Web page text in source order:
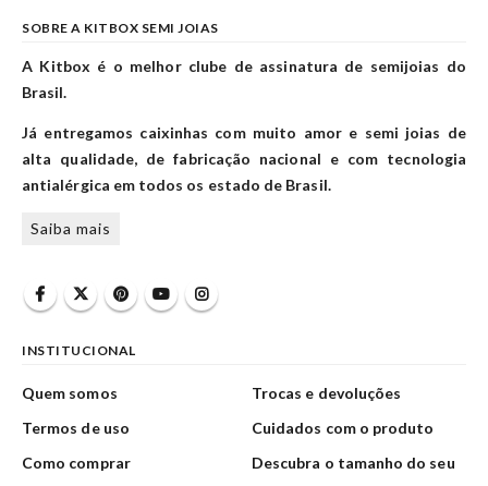
SOBRE A KITBOX SEMI JOIAS
A Kitbox é o melhor clube de assinatura de semijoias do
Brasil.
Já entregamos caixinhas com muito amor e semi joias de
alta qualidade, de fabricação nacional e com tecnologia
antialérgica em todos os estado de Brasil.
Saiba mais
INSTITUCIONAL
Quem somos
Termos de uso
Como comprar
Trocas e devoluções
Cuidados com o produto
Descubra o tamanho do seu